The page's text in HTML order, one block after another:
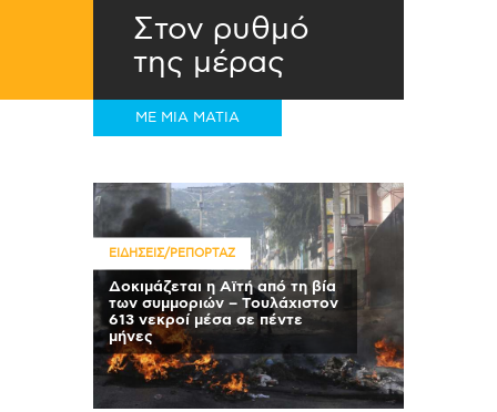
Στον ρυθμό
της μέρας
ΜΕ ΜΙΑ ΜΑΤΙΑ
ΕΙΔΗΣΕΙΣ/ΡΕΠΟΡΤΑΖ
Δοκιμάζεται η Αϊτή από τη βία
των συμμοριών – Τουλάχιστον
613 νεκροί μέσα σε πέντε
μήνες